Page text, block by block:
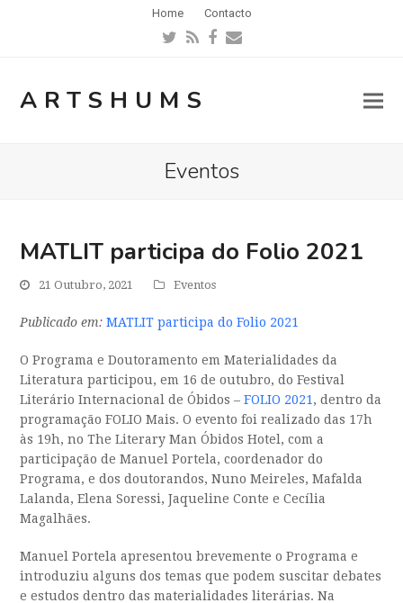
Home Contacto
Twitter
RSSFacebook
Email
ARTSHUMS
Eventos
MATLIT participa do Folio 2021
21 Outubro, 2021 Eventos
Publicado em: MATLIT participa do Folio 2021
O Programa e Doutoramento em Materialidades da
Literatura participou, em 16 de outubro, do Festival
Literário Internacional de Óbidos –FOLIO 2021, dentro da
programação FOLIO Mais. O evento foi realizado das 17h
às 19h, no The Literary Man Óbidos Hotel, com a
participação de Manuel Portela, coordenador do
Programa, e dos doutorandos, Nuno Meireles, Mafalda
Lalanda, Elena Soressi, Jaqueline Conte e Cecília
Magalhães.
Manuel Portela apresentou brevemente o Programa e
introduziu alguns dos temas que podem suscitar debates
e estudos dentro das materialidades literárias. Na